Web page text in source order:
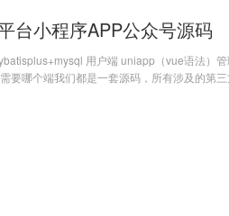
台小程序APP公众号源码
用户端 uniapp（vue语法）
哪个端我们都是一套源码，所有涉及的第三